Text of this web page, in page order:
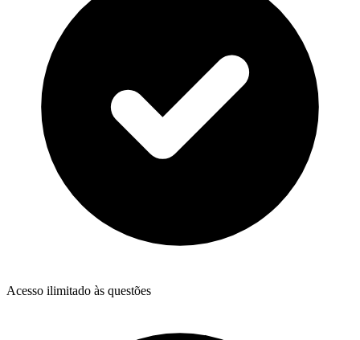
Acesso ilimitado às questões